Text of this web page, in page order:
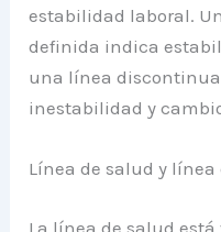
estabilidad laboral.
definida indica
una línea
inestabilidad y
Línea de salud y línea
La línea de salud